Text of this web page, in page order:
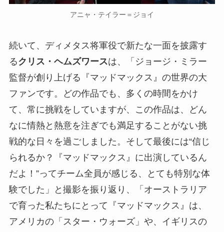
アニャ・テイラー＝ジョイ
続いて、ディメタス将軍役で新たな一面を披露す
るクリス・ヘムズワースは、「ジョージ・ミラー
監督が創り上げる『マッドマックス』の世界の大
ファンです。どの作品でも、多くの時間をかけ
て、常に挑戦をしていますが、この作品は、どん
なに情熱と熱意を注ぎでも満足することがない挑
戦的な日々を過ごしました。そして最後には“信じ
られるか？『マッドマックス』に出演しているん
だよ！”ってチーム全員が感じる、とても特別な体
験でした」と撮影を振り返り、「オーストラリア
で育った私たちにとって『マッドマックス』は、
アメリカの「スター・ウォーズ」や、イギリスの